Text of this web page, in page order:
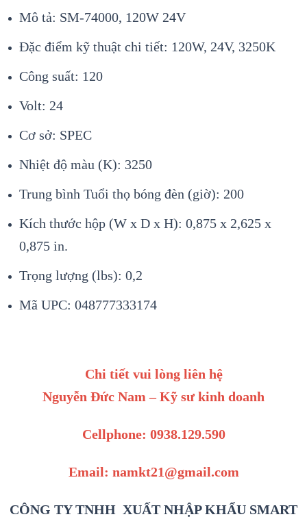
Mô tả: SM-74000, 120W 24V
Đặc điểm kỹ thuật chi tiết: 120W, 24V, 3250K
Công suất: 120
Volt: 24
Cơ sở: SPEC
Nhiệt độ màu (K): 3250
Trung bình Tuổi thọ bóng đèn (giờ): 200
Kích thước hộp (W x D x H): 0,875 x 2,625 x
0,875 in.
Trọng lượng (lbs): 0,2
Mã UPC: 048777333174
Chi tiết vui lòng liên hệ
Nguyễn Đức Nam – Kỹ sư kinh doanh
Cellphone: 0938.129.590
Email: namkt21@gmail.com
CÔNG TY TNHH XUẤT NHẬP KHẨU SMART